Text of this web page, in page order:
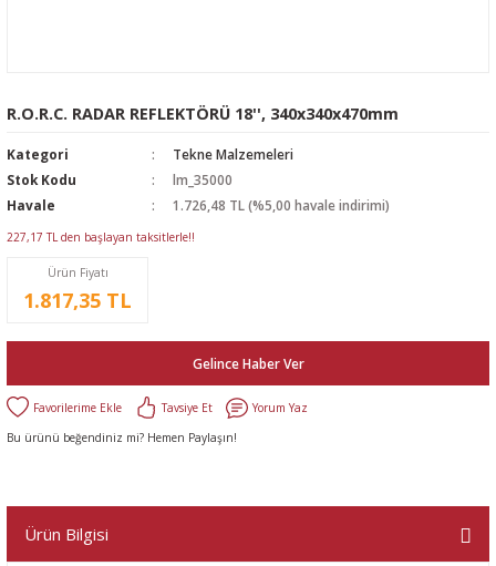
R.O.R.C. RADAR REFLEKTÖRÜ 18'', 340x340x470mm
Kategori
Tekne Malzemeleri
Stok Kodu
lm_35000
Havale
1.726,48 TL (%5,00 havale indirimi)
227,17 TL den başlayan taksitlerle!!
Ürün Fiyatı
1.817,35 TL
Gelince Haber Ver
Tavsiye Et
Yorum Yaz
Bu ürünü beğendiniz mi? Hemen Paylaşın!
Ürün Bilgisi